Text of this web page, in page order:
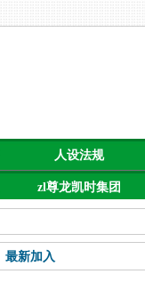
人设法规
zl尊龙凯时集团
最新加入